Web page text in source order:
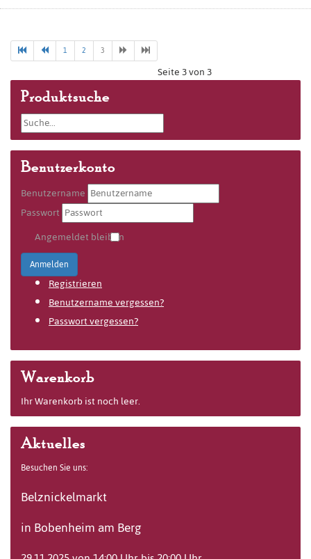
1 2 3
Seite 3 von 3
Produktsuche
Benutzerkonto
Benutzername
Passwort
Angemeldet bleiben
Anmelden
Registrieren
Benutzername vergessen?
Passwort vergessen?
Warenkorb
Ihr Warenkorb ist noch leer.
Aktuelles
Besuchen Sie uns:
Belznickelmarkt
in Bobenheim am Berg